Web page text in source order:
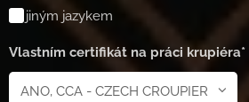
jiným jazykem
Vlastním certifikát na práci krupiéra*